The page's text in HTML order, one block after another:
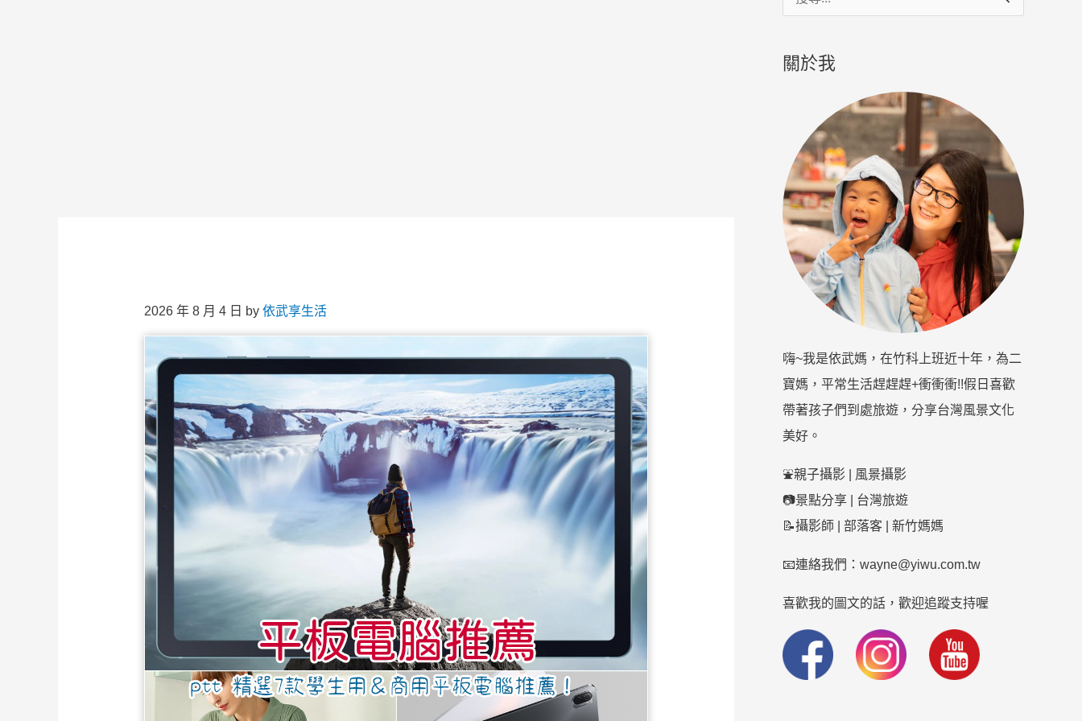
2026 年 8 月 4 日 by 依武享生活
尋
鍵
關於我
嗨~我是依武媽，在竹科上班近十年，為二
寶媽，平常生活趕趕趕+衝衝衝!!假日喜歡
帶著孩子們到處旅遊，分享台灣風景文化
美好。
⛲親子攝影 | 風景攝影
📷景點分享 | 台灣旅遊
📝攝影師 | 部落客 | 新竹媽媽
📧連絡我們：wayne@yiwu.com.tw
喜歡我的圖文的話，歡迎追蹤支持喔